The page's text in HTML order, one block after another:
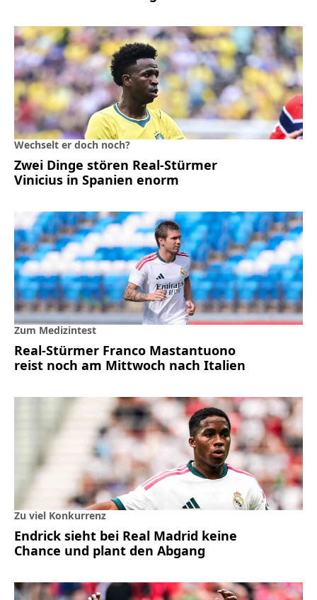
Wechselt er doch noch?
Zwei Dinge stören Real-Stürmer
Vinicius in Spanien enorm
Zum Medizintest
Real-Stürmer Franco Mastantuono
reist noch am Mittwoch nach Italien
Zu viel Konkurrenz
Endrick sieht bei Real Madrid keine
Chance und plant den Abgang